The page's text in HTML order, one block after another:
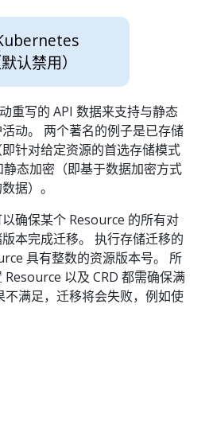
默认禁用）
重写的 API 数据来支持与静态
动。 两个著名的例子是已存储
针对给定资源的首选存储模式
态加密（即基于数据加密方式
据）。
确保某个 Resource 的所有对
本完成迁移。 执行存储迁移的
具有整数的资源版本号。 所
以及 CRD 都需确保满
不满足，迁移将会失败，例如使